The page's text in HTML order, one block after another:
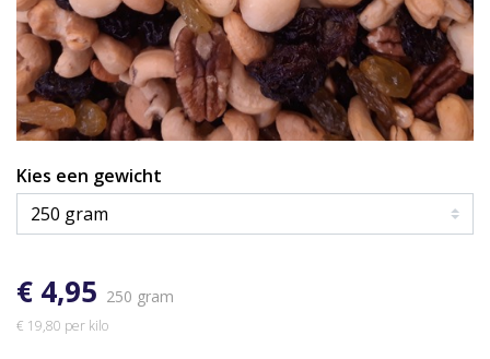
Kies een gewicht
€ 4,95 250 gram
€ 19,80 per kilo